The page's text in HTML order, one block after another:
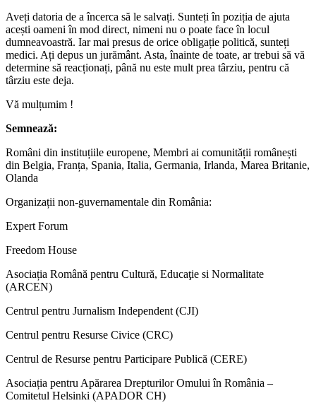
Aveți datoria de a încerca să le salvați. Sunteți în poziția de ajuta
acești oameni în mod direct, nimeni nu o poate face în locul
dumneavoastră. Iar mai presus de orice obligație politică, sunteți
medici. Ați depus un jurământ. Asta, înainte de toate, ar trebui să vă
determine să reacționați, până nu este mult prea târziu, pentru că
târziu este deja.
Vă mulțumim !
Semnează:
Români din instituțiile europene, Membri ai comunității românești
din Belgia, Franța, Spania, Italia, Germania, Irlanda, Marea Britanie,
Olanda
Organizații non-guvernamentale din România:
Expert Forum
Freedom House
Asociația Română pentru Cultură, Educaţie si Normalitate
(ARCEN)
Centrul pentru Jurnalism Independent (CJI)
Centrul pentru Resurse Civice (CRC)
Centrul de Resurse pentru Participare Publică (CERE)
Asociația pentru Apărarea Drepturilor Omului în România –
Comitetul Helsinki (APADOR CH)